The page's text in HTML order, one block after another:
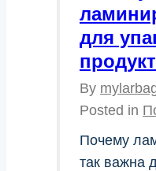
для
By
Posted in
Почему
так важна